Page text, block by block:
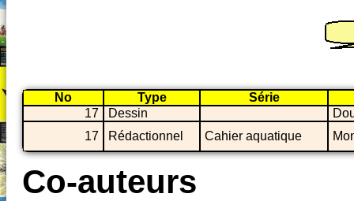
No Type
Série
17
Dessin
17
Rédactionnel Cahier aquatique
Co-auteurs